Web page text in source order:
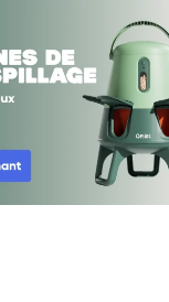
principal